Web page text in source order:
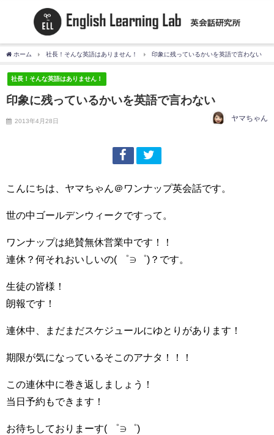
ホーム 社長！そんな英語はありません！ 印象に残っているかいを英語で言わない
社長！そんな英語はありません！
印象に残っているかいを英語で言わない
2013年4月28日 ヤマちゃん
こんにちは、ヤマちゃん＠ワンナップ英会話です。
世の中ゴールデンウィークですって。
ワンナップは絶賛無休営業中です！！
連休？何それおいしいの( ゜∋゜)？です。
生徒の皆様！
朗報です！
連休中、まだまだスケジュールにゆとりがあります！
期限が気になっているそこのアナタ！！！
この連休中に巻き返しましょう！
当日予約もできます！
お待ちしておりまーす( ゜∋゜)